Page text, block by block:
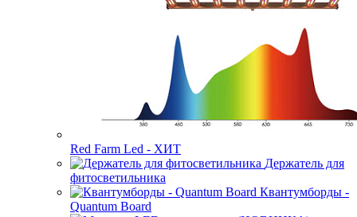
Red Farm Led - ХИТ
Держатель для
фитосветильника
Квантумборды -
Quantum Board